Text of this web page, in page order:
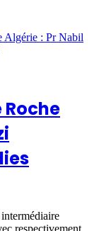
Roche